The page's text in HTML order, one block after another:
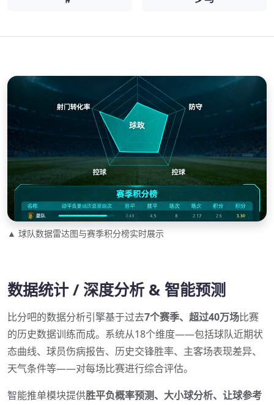
▲ 球队数据雷达图与赛季积分榜实时展示
数据统计 / 深度分析 & 智能预测
比分吧的数据分析引擎基于过去7个赛季、超过40万场比赛
的历史数据训练而成。系统从18个维度——包括球队近期状
态曲线、球员伤病报告、历史交锋胜率、主客场表现差异、
天气条件等——对每场比赛进行综合评估。
智能推单模块提供胜平负概率预测、大小球分析、让球参考